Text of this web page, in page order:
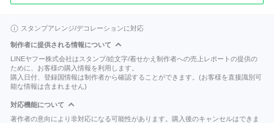
スタンプアレンジ/デコレーションに対応
制作者に提供される情報について
LINEヤフー株式会社はスタンプ/絵文字/着せかえ制作者への売上レポートの提供の
ために、お客様の購入情報を利用します。
購入日付、登録国情報は制作者から確認することができます。(お客様を直接識別可
能な情報は含まれません)
対応機能について
著作者の意向により非対応になる可能性があります。購入後のキャンセルはできま